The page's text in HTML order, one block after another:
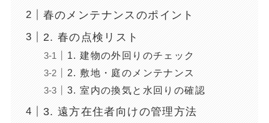
春のメンテナンスのポイント
2. 春の点検リスト
1. 建物の外回りのチェック
2. 敷地・庭のメンテナンス
3. 室内の換気と水回りの確認
3. 遠方在住者向けの管理方法